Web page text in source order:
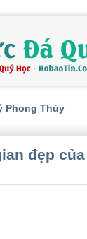
Phong Thủy
đẹp